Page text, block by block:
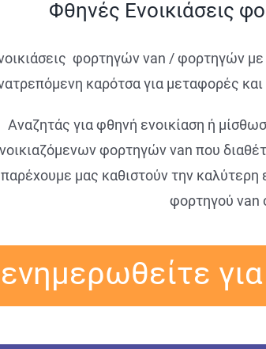
Φθηνές Ενοικιάσεις
φορτηγών van / φορτηγών
καρότσα για μεταφορές και
Αναζητάς για φθηνή ενοικίαση ή
φορτηγών van που
παρέχουμε μας καθιστούν την καλύτερη
φορτηγού van
ενημερωθείτε